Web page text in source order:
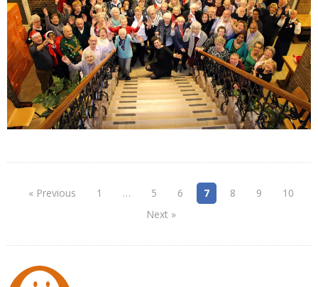
« Previous 1 … 5 6 7 8 9
10
Next »